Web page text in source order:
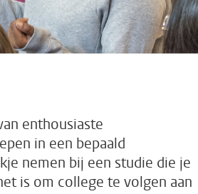
enthousiaste
in een bepaald
nemen bij een studie die je
is om college te volgen aan